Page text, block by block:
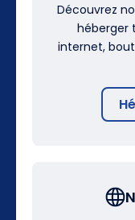
Découvrez
héberger
internet,